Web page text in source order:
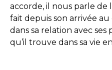
accorde, il nous parle de
fait depuis son arrivée
dans sa relation avec
qu’il trouve dans sa vie